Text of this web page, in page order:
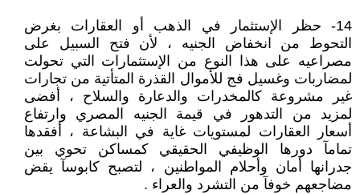
14- حظر الإستثمار في الذهب أو العقارات بغرض
التحوط من انخفاض الجنيه ، لأن فتح السبيل على
مصراعيه على هذا النوع من الإستثمارات التي تحولت
لمضاربات وغسيل فج للأموال القذرة المتأتية من تجارات
غير مشروعة كالمخدرات والدعارة والسلاح ، أفضى
لمزيد من التدهور في قيمة الجنيه المصري وارتفاع
أسعار العقارات لمستويات غاية في البشاعة ، أفقدها
تمامآ دورها الوظيفي الحقيقي كمساكن تحوي بين
جدرانها أمان وأحلام المواطنين ، لتصبح كابوسآ يقض
مضاجعهم خوفآ من التشرد والعراء .